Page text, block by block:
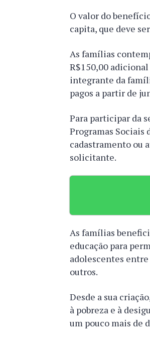
O valor do
capita, que deve
As famílias
R$150,00 adicional
integrante da
pagos a partir de
Para participar da
Programas Sociais
cadastramento ou
solicitante.
As famílias
educação para
adolescentes
outros.
Desde a sua
à pobreza e à
um pouco mais de